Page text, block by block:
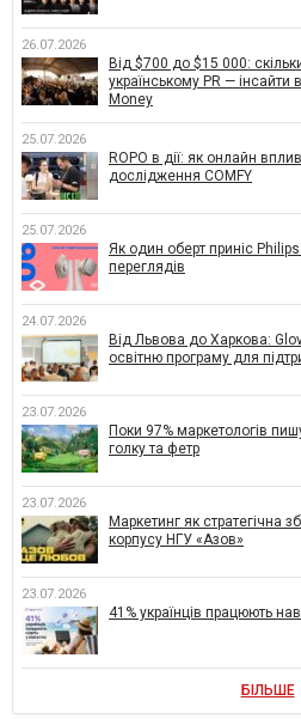
26.07.2026
Від $700 до $15 000:
українському PR —
Money
25.07.2026
ROPO в дії: як онлайн
дослідження COMFY
25.07.2026
Як один оберт приніс
переглядів
24.07.2026
Від Львова до Харкова:
освітню програму для
23.07.2026
Поки 97% маркетологів
голку та фетр
23.07.2026
Маркетинг як стратегічна
корпусу НГУ «Азов»
23.07.2026
41% українців працюють
БІЛЬШЕ